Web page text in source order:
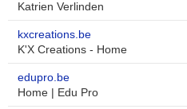
Katrien Verlinden
kxcreations.be
K'X Creations - Home
edupro.be
Home | Edu Pro